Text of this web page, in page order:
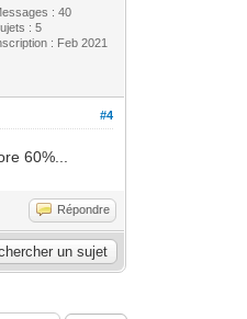
: 40
: 5
: Feb 2021
#4
60%...
Répondre